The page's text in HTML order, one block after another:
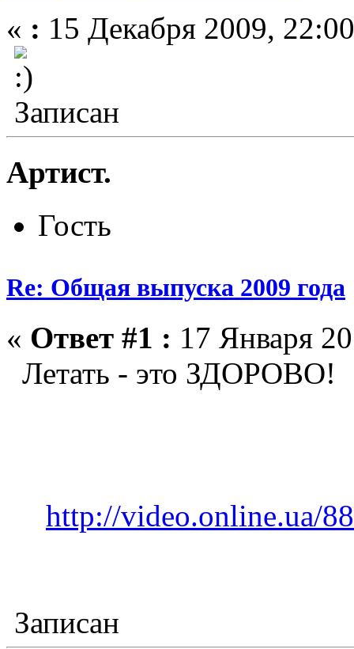
« : 15 Декабря 2009,
Записан
Артист.
Гость
Re: Общая выпуска 2009 года
« Ответ #1 : 17 Января
Летать - это ЗДОРОВО!
http://video.online.ua/
Записан